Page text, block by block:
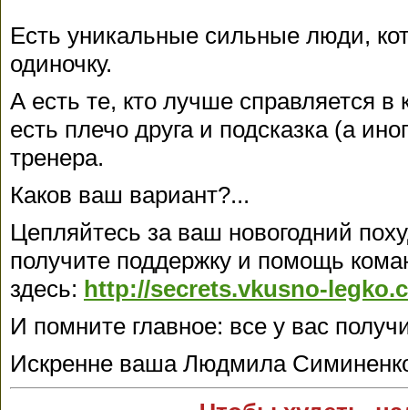
Есть уникальные сильные люди,
одиночку.
А есть те, кто лучше справляется в
есть плечо друга и подсказка (а
тренера.
Каков ваш вариант?...
Цепляйтесь за ваш новогодний
получите поддержку и помощь
здесь: http://secrets.vkusno-
И помните главное: все у вас
Искренне ваша Людмила